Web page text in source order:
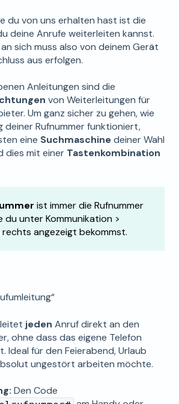
du von uns erhalten hast ist die
deine Anrufe weiterleiten kannst.
sich muss also von deinem Gerät
aus erfolgen.
Anleitungen sind die
von Weiterleitungen für
Um ganz sicher zu gehen, wie
deiner Rufnummer funktioniert,
eine Suchmaschinedeiner Wahl
dies mit einer Tastenkombination
ist immer die Rufnummer
du unter Kommunikation >
angezeigt bekommst.
jeden Anruf direkt an den
ohne dass das eigene Telefon
Ideal für den Feierabend, Urlaub
ungestört arbeiten möchte.
Den Code